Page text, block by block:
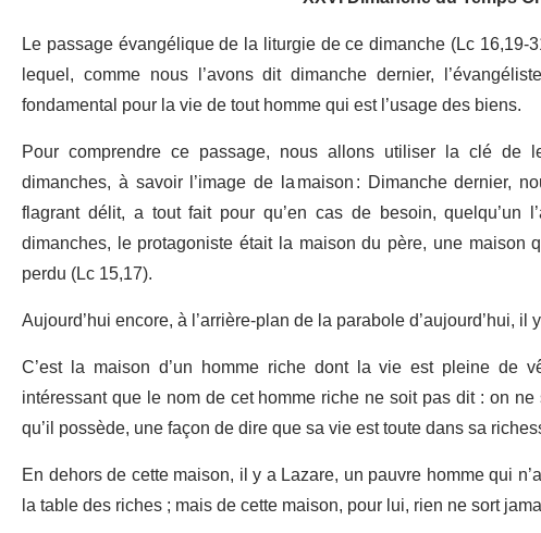
Le passage évangélique de la liturgie de ce dimanche (Lc
lequel, comme nous l’avons dit dimanche dernier,
fondamental pour la vie de tout homme qui est l’usage des biens.
Pour comprendre ce passage, nous allons utiliser la clé de
dimanches, à savoir l’image de la maison : Dimanche dernier,
flagrant délit, a tout fait pour qu’en cas de besoin,
dimanches, le protagoniste était la maison du père, une
perdu (Lc 15,17).
Aujourd’hui encore, à l’arrière-plan de la parabole d’aujourd’hui, il
C’est la maison d’un homme riche dont la vie est pleine de
intéressant que le nom de cet homme riche ne soit pas dit : on
qu’il possède, une façon de dire que sa vie est toute dans sa
En dehors de cette maison, il y a Lazare, un pauvre homme qui
la table des riches ; mais de cette maison, pour lui, rien ne sort